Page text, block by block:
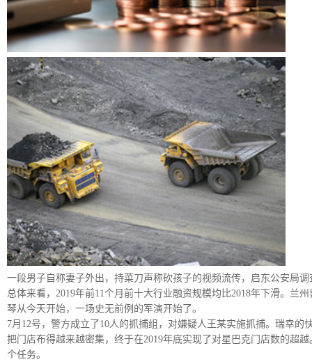
一段男子自称妻子外出，持菜刀声称砍孩子的视频流传，启东公安局
总体来看，2019年前11个月前十大行业融资规模均比2018年下滑。
琴从今天开始，一场史无前例的军演开始了。
7月12号，警方成立了10人的抓捕组，对嫌疑人王某实施抓捕。瑞幸
把门店布得越来越密集，终于在2019年底实现了对星巴克门店数的超
个任务。